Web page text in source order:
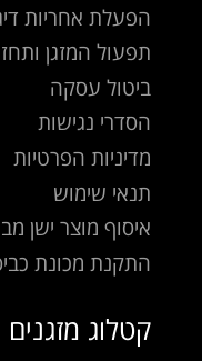
הפעלת אחריות
תפעול המזגן
ביטול עסקה
הסדרי נגישות
מדיניות הפרטיות
תנאי שימוש
איסוף מוצר ישן
התקנת מכונת
קטלוג מזגנים